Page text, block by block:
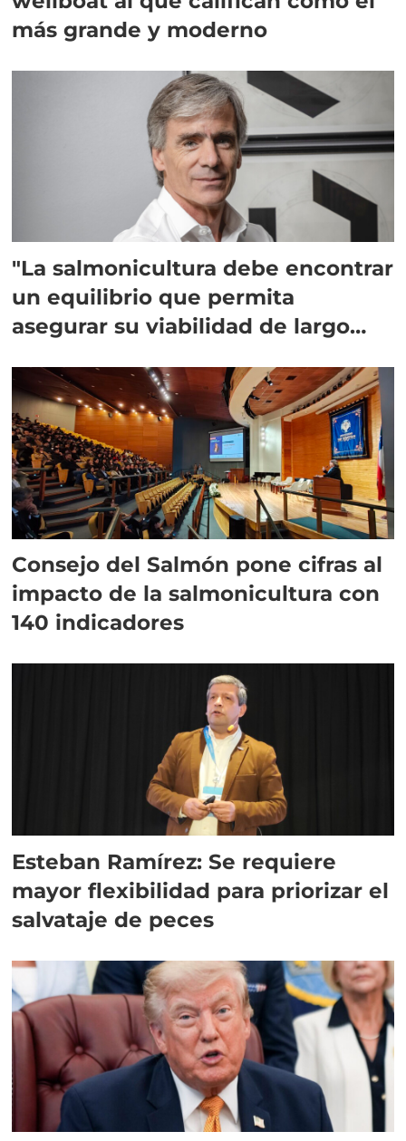
más grande y moderno
"La salmonicultura debe encontrar
un equilibrio que permita
asegurar su viabilidad de largo
Consejo del Salmón pone cifras al
impacto de la salmonicultura con
140 indicadores
Esteban Ramírez: Se requiere
mayor flexibilidad para priorizar el
salvataje de peces